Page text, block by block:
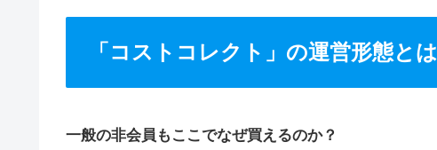
「コストコレクト」の運営形態とは
一般の非会員もここでなぜ買えるのか？